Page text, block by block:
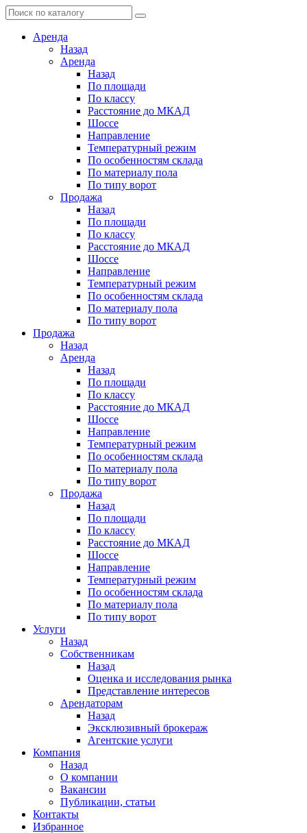
Аренда
Назад
Аренда
Назад
По площади
По классу
Расстояние до МКАД
Шоссе
Направление
Температурный режим
По особенностям склада
По материалу пола
По типу ворот
Продажа
Назад
По площади
По классу
Расстояние до МКАД
Шоссе
Направление
Температурный режим
По особенностям склада
По материалу пола
По типу ворот
Продажа
Назад
Аренда
Назад
По площади
По классу
Расстояние до МКАД
Шоссе
Направление
Температурный режим
По особенностям склада
По материалу пола
По типу ворот
Продажа
Назад
По площади
По классу
Расстояние до МКАД
Шоссе
Направление
Температурный режим
По особенностям склада
По материалу пола
По типу ворот
Услуги
Назад
Собственникам
Назад
Оценка и исследования рынка
Представление интересов
Арендаторам
Назад
Эксклюзивный брокераж
Агентские услуги
Компания
Назад
О компании
Вакансии
Публикации, статьи
Контакты
Избранное